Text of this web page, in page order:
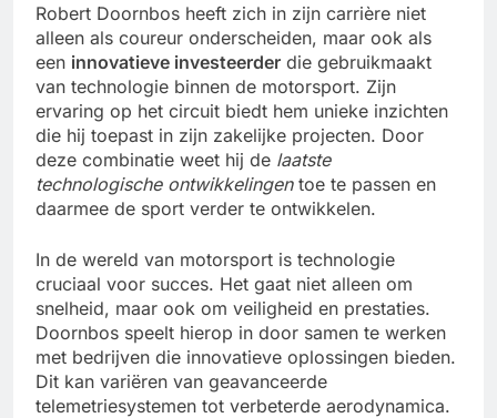
Robert Doornbos heeft zich in zijn carrière niet
alleen als coureur onderscheiden, maar ook als
een innovatieve investeerder die gebruikmaakt
van technologie binnen de motorsport. Zijn
ervaring op het circuit biedt hem unieke inzichten
die hij toepast in zijn zakelijke projecten. Door
deze combinatie weet hij de laatste
technologische ontwikkelingentoe te passen en
daarmee de sport verder te ontwikkelen.
In de wereld van motorsport is technologie
cruciaal voor succes. Het gaat niet alleen om
snelheid, maar ook om veiligheid en prestaties.
Doornbos speelt hierop in door samen te werken
met bedrijven die innovatieve oplossingen bieden.
Dit kan variëren van geavanceerde
telemetriesystemen tot verbeterde aerodynamica.